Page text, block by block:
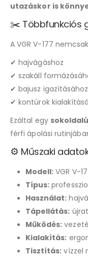
utazáskor is
✂️ Többfunkciós
A VGR V-177
✔ hajvágáshoz
✔ szakáll
✔ bajusz igazításához
✔ kontúrok
Ezáltal egy
férfi ápolási
⚙️ Műszaki
Modell: VGR V-
Típus:
Használat:
Tápellátás:
Működés:
Kialakítás:
Tisztítás: vízzel